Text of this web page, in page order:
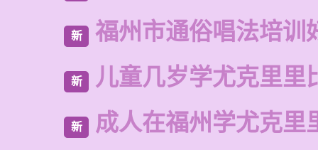
新 福州市通俗唱法培训
新 儿童几岁学尤克里里
新 成人在福州学尤克里